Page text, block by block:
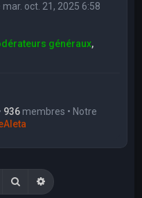
mar. oct. 21, 2025 6:58
généraux,
936 membres • Notre
RechercherRecherche avancée